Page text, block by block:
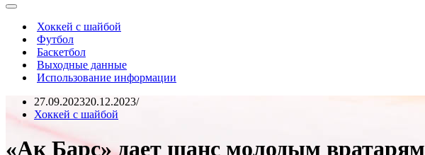
Меню
навигацииХоккей с шайбой
Футбол
Баскетбол
Выходные данные
Использование информации
27.09.202320.12.2023
Хоккей с шайбой
«Ак Барс» дает шанс молодым вратарям